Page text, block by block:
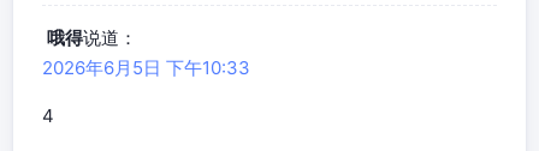
哦得说道：
2026年6月5日 下午10:33
4